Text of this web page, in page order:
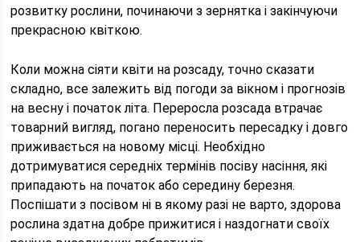
розвитку рослини, починаючи з зернятка і закінчуючи
прекрасною квіткою.
Коли можна сіяти квіти на розсаду, точно сказати
складно, все залежить від погоди за вікном і прогнозів
на весну і початок літа. Переросла розсада втрачає
товарний вигляд, погано переносить пересадку і довго
приживається на новому місці. Необхідно
дотримуватися середніх термінів посіву насіння, які
припадають на початок або середину березня.
Поспішати з посівом ні в якому разі не варто, здорова
рослина здатна добре прижитися і наздогнати своїх